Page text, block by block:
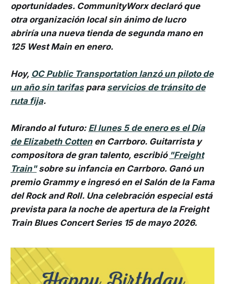
oportunidades. CommunityWorx declaró que
otra organización local sin ánimo de lucro
abriría una nueva tienda de segunda mano en
125 West Main en enero.
Hoy, OC Public Transportation lanzó un piloto de
un año sin tarifaspara servicios de tránsito de
ruta fija.
Mirando al futuro: El lunes 5 de enero es el Día
de Elizabeth Cottenen Carrboro. Guitarrista y
compositora de gran talento, escribió "Freight
Train"sobre su infancia en Carrboro. Ganó un
premio Grammy e ingresó en el Salón de la Fama
del Rock and Roll. Una celebración especial está
prevista para la noche de apertura de la Freight
Train Blues Concert Series 15 de mayo 2026.